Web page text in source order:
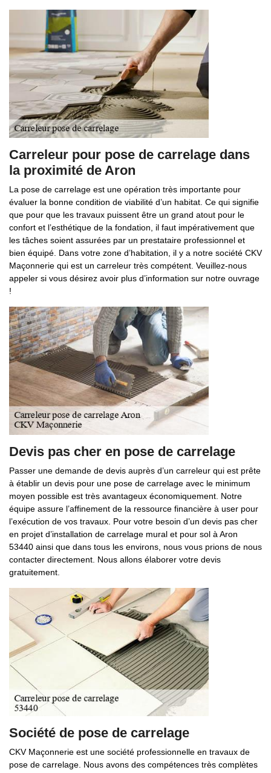
Carreleur pour pose de carrelage dans
la proximité de Aron
La pose de carrelage est une opération très importante pour
évaluer la bonne condition de viabilité d’un habitat. Ce qui signifie
que pour que les travaux puissent être un grand atout pour le
confort et l’esthétique de la fondation, il faut impérativement que
les tâches soient assurées par un prestataire professionnel et
bien équipé. Dans votre zone d’habitation, il y a notre société CKV
Maçonnerie qui est un carreleur très compétent. Veuillez-nous
appeler si vous désirez avoir plus d’information sur notre ouvrage
!
Devis pas cher en pose de carrelage
Passer une demande de devis auprès d’un carreleur qui est prête
à établir un devis pour une pose de carrelage avec le minimum
moyen possible est très avantageux économiquement. Notre
équipe assure l’affinement de la ressource financière à user pour
l’exécution de vos travaux. Pour votre besoin d’un devis pas cher
en projet d’installation de carrelage mural et pour sol à Aron
53440 ainsi que dans tous les environs, nous vous prions de nous
contacter directement. Nous allons élaborer votre devis
gratuitement.
Société de pose de carrelage
CKV Maçonnerie est une société professionnelle en travaux de
pose de carrelage. Nous avons des compétences très complètes